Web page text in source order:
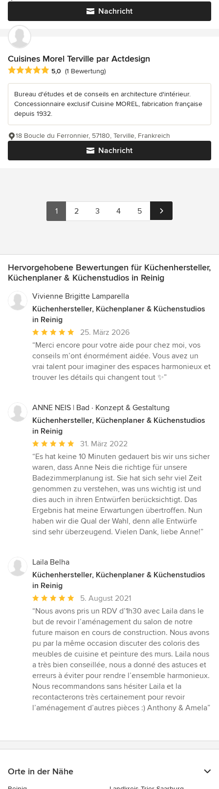
Nachricht
Cuisines Morel Terville par Actdesign
Durchschnittliche Bewertung: 5 von 5 Sternen
5,0 (1 Bewertung)
Bureau d'études et de conseils en architecture d'intérieur.
Concessionnaire exclusif Cuisine MOREL, fabrication française
depuis 1932.
Nachricht
18 Boucle du Ferronnier, 57180, Terville, Frankreich
1 2 3 4 5
Hervorgehobene Bewertungen für Küchenhersteller,
Küchenplaner & Küchenstudios in Reinig
Vivienne Brigitte Lamparella
Küchenhersteller, Küchenplaner & Küchenstudios
in Reinig
Durchschnittliche
Bewertung:
5
von
5
25. März 2026
“Merci encore pour votre aide pour chez moi, vos
conseils m’ont énormément aidée. Vous avez un
vrai talent pour imaginer des espaces harmonieux et
trouver les détails qui changent tout ✨”
ANNE NEIS | Bad · Konzept & Gestaltung
Küchenhersteller, Küchenplaner & Küchenstudios
in Reinig
Durchschnittliche
Bewertung:
5
von
5
Sternen
31. März 2022
“Es hat keine 10 Minuten gedauert bis wir uns sicher
waren, dass Anne Neis die richtige für unsere
Badezimmerplanung ist. Sie hat sich sehr viel Zeit
genommen zu verstehen, was uns wichtig ist und
dies auch in ihren Entwürfen berücksichtigt. Das
Ergebnis hat meine Erwartungen übertroffen. Nun
haben wir die Qual der Wahl, denn alle Entwürfe
sind sehr überzeugend. Vielen Dank, liebe Anne!”
Laila Belha
Küchenhersteller, Küchenplaner & Küchenstudios
in Reinig
Durchschnittliche
Bewertung:
5
von
5
Sternen
5. August 2021
“Nous avons pris un RDV d’1h30 avec Laila dans le
but de revoir l’aménagement du salon de notre
future maison en cours de construction. Nous avons
pu par la même occasion discuter des coloris des
meubles de cuisine et peinture des murs. Laila nous
a très bien conseillée, nous a donné des astuces et
erreurs à éviter pour rendre l’ensemble harmonieux.
Nous recommandons sans hésiter Laila et la
recontacterons très certainement pour revoir
l’aménagement d’autres pièces :) Anthony & Amela”
Orte in der Nähe